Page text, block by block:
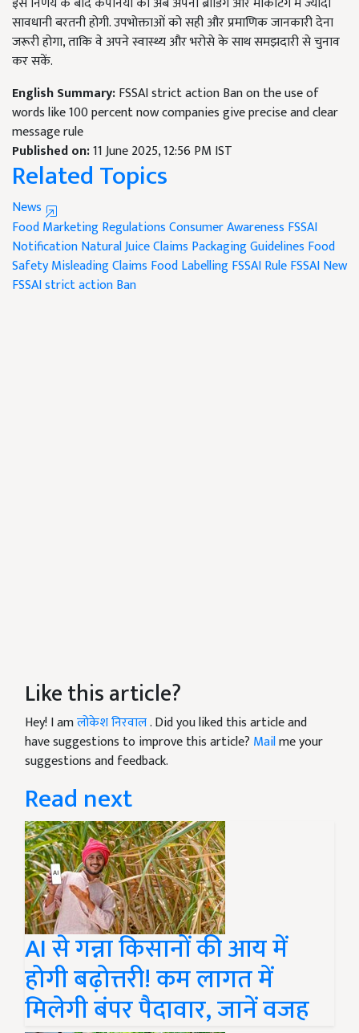
सावधानी बरतनी होगी. उपभोक्ताओं को सही और प्रमाणिक जानकारी देना
जरूरी होगा, ताकि वे अपने स्वास्थ्य और भरोसे के साथ समझदारी से चुनाव
कर सकें.
English Summary:FSSAI strict action Ban on the use of
words like 100 percent now companies give precise and clear
message rule
Published on:11 June 2025, 12:56 PM IST
Related Topics
News
Food Marketing RegulationsConsumer Awareness FSSAI
NotificationNatural Juice Claims Packaging Guidelines Food
SafetyMisleading Claims Food LabellingFSSAI RuleFSSAI New
FSSAI strict action Ban
Like this article?
Hey! I amलोकेश निरवाल. Did you liked this article and
have suggestions to improve this article? Mailme your
suggestions and feedback.
Read next
AI से गन्ना किसानों की आय में
होगी बढ़ोत्तरी! कम लागत में
मिलेगी बंपर पैदावार, जानें वजह